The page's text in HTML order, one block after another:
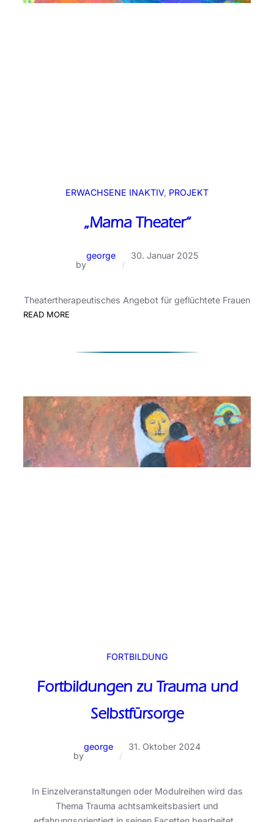
ERWACHSENE INAKTIV, PROJEKT
„Mama Theater“
by
george
/
30. Januar 2025
Theatertherapeutisches Angebot für geflüchtete Frauen
READ MORE
FORTBILDUNG
Fortbildungen zu Trauma und
Selbstfürsorge
by
george
/
31. Oktober 2024
In Einzelveranstaltungen oder Modulreihen wird das
Thema Trauma achtsamkeitsbasiert und